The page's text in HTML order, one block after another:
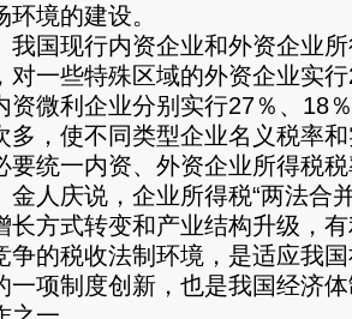
环境的建设。
现行内资企业和外资企业所
对一些特殊区域的外资企业实
资微利企业分别实行27％、18
多，使不同类型企业名义税率
要统一内资、外资企业所得税
庆说，企业所得税“两法合
长方式转变和产业结构升级，
争的税收法制环境，是适应我
一项制度创新，也是我国经济